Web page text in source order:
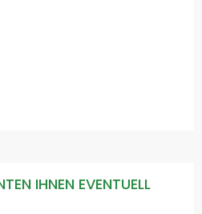
IHNEN EVENTUELL